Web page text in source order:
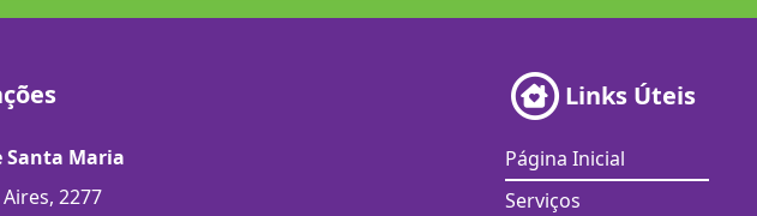
Maria
2277
Links Úteis
Página Inicial
Serviços